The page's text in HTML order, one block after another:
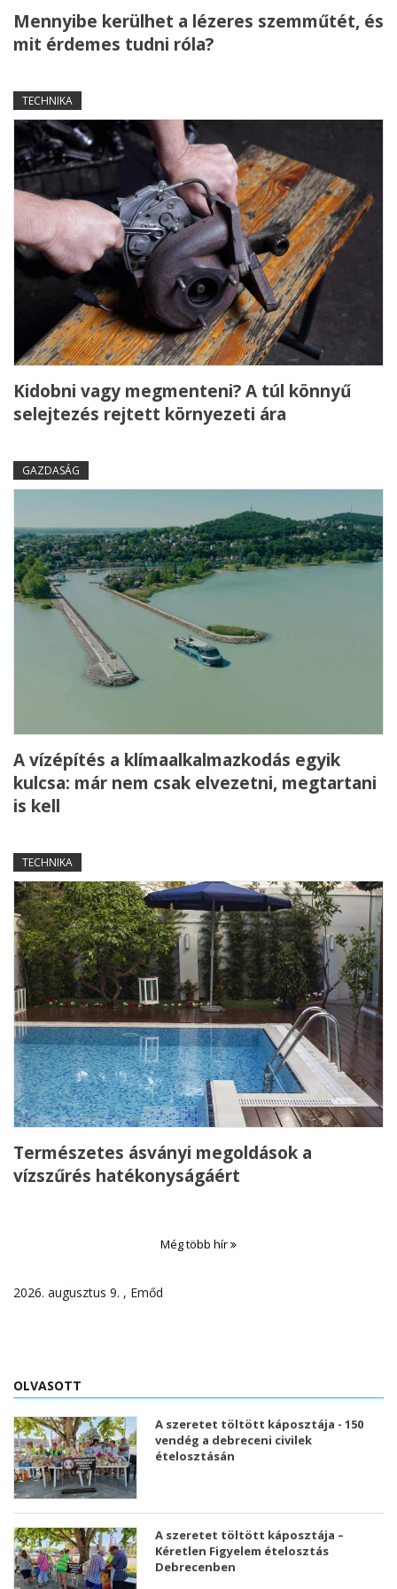
Mennyibe kerülhet a lézeres szemműtét, és
mit érdemes tudni róla?
TECHNIKA
Kidobni vagy megmenteni? A túl könnyű
selejtezés rejtett környezeti ára
GAZDASÁG
A vízépítés a klímaalkalmazkodás egyik
kulcsa: már nem csak elvezetni, megtartani
is kell
TECHNIKA
Természetes ásványi megoldások a
vízszűrés hatékonyságáért
Még több hír
2026. augusztus 9. , Emőd
OLVASOTT
A szeretet töltött káposztája - 150
vendég a debreceni civilek
ételosztásán
A szeretet töltött káposztája –
Kéretlen Figyelem ételosztás
Debrecenben